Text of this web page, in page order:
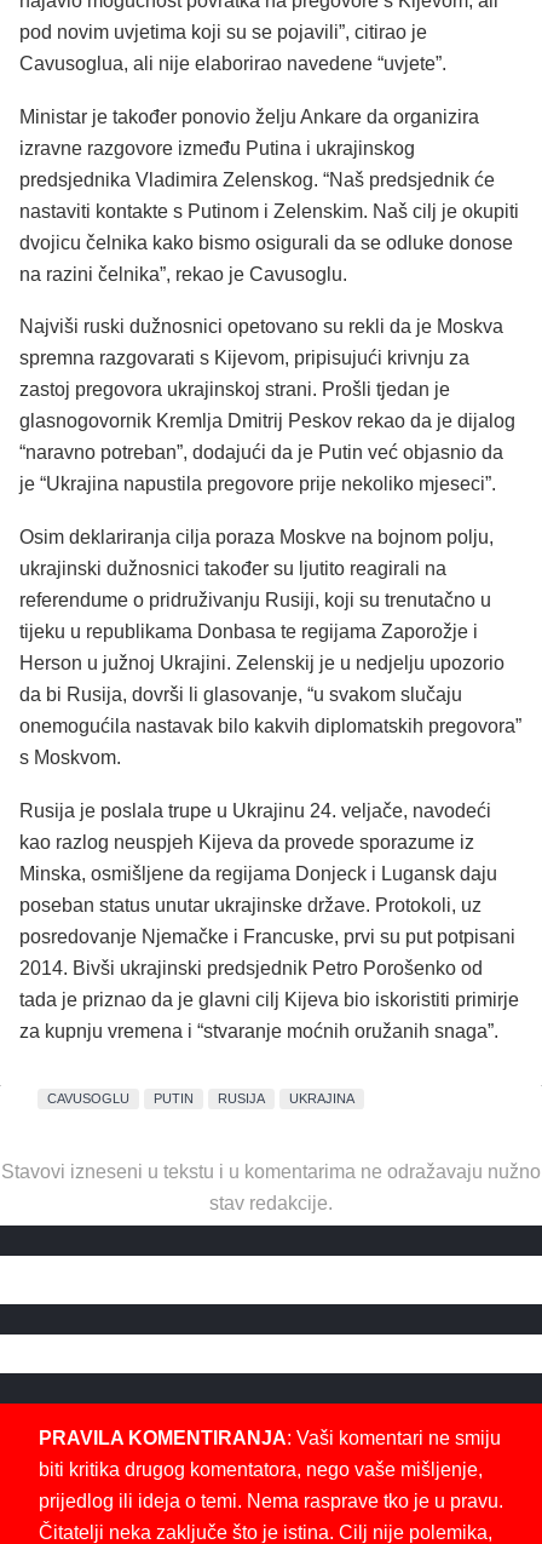
pod novim uvjetima koji su se pojavili”, citirao je
Cavusoglua, ali nije elaborirao navedene “uvjete”.
Ministar je također ponovio želju Ankare da organizira
izravne razgovore između Putina i ukrajinskog
predsjednika Vladimira Zelenskog. “Naš predsjednik će
nastaviti kontakte s Putinom i Zelenskim. Naš cilj je okupiti
dvojicu čelnika kako bismo osigurali da se odluke donose
na razini čelnika”, rekao je Cavusoglu.
Najviši ruski dužnosnici opetovano su rekli da je Moskva
spremna razgovarati s Kijevom, pripisujući krivnju za
zastoj pregovora ukrajinskoj strani. Prošli tjedan je
glasnogovornik Kremlja Dmitrij Peskov rekao da je dijalog
“naravno potreban”, dodajući da je Putin već objasnio da
je “Ukrajina napustila pregovore prije nekoliko mjeseci”.
Osim deklariranja cilja poraza Moskve na bojnom polju,
ukrajinski dužnosnici također su ljutito reagirali na
referendume o pridruživanju Rusiji, koji su trenutačno u
tijeku u republikama Donbasa te regijama Zaporožje i
Herson u južnoj Ukrajini. Zelenskij je u nedjelju upozorio
da bi Rusija, dovrši li glasovanje, “u svakom slučaju
onemogućila nastavak bilo kakvih diplomatskih pregovora”
s Moskvom.
Rusija je poslala trupe u Ukrajinu 24. veljače, navodeći
kao razlog neuspjeh Kijeva da provede sporazume iz
Minska, osmišljene da regijama Donjeck i Lugansk daju
poseban status unutar ukrajinske države. Protokoli, uz
posredovanje Njemačke i Francuske, prvi su put potpisani
2014. Bivši ukrajinski predsjednik Petro Porošenko od
tada je priznao da je glavni cilj Kijeva bio iskoristiti primirje
za kupnju vremena i “stvaranje moćnih oružanih snaga”.
CAVUSOGLU PUTIN RUSIJA UKRAJINA
Stavovi izneseni u tekstu i u komentarima ne odražavaju nužno
stav redakcije.
PRAVILA KOMENTIRANJA: Vaši komentari ne smiju
biti kritika drugog komentatora, nego vaše mišljenje,
prijedlog ili ideja o temi. Nema rasprave tko je u pravu.
Čitatelji neka zaključe što je istina. Cilj nije polemika,